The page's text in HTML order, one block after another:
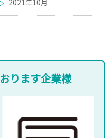
ります企業様